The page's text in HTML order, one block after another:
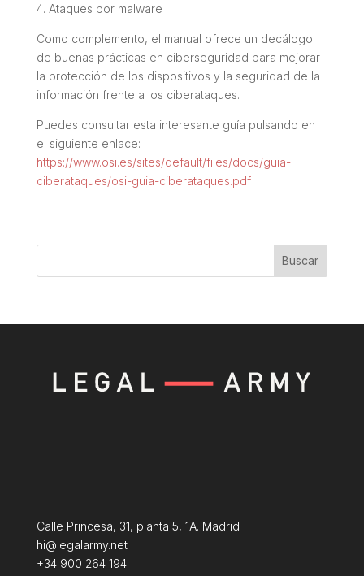
4. Ataques por malware
Como complemento, el manual ofrece un decálogo
de buenas prácticas en ciberseguridad para mejorar
la protección de los dispositivos y la seguridad de la
información frente a los ciberataques.
Puedes consultar esta interesante guía pulsando en
el siguiente enlace:
https://www.osi.es/sites/default/files/docs/guia-
ciberataques/osi-guia-ciberataques.pdf
Buscar
Calle Princesa, 31, planta 5, 1A. Madrid
hi@legalarmy.net
+34 900 264 194